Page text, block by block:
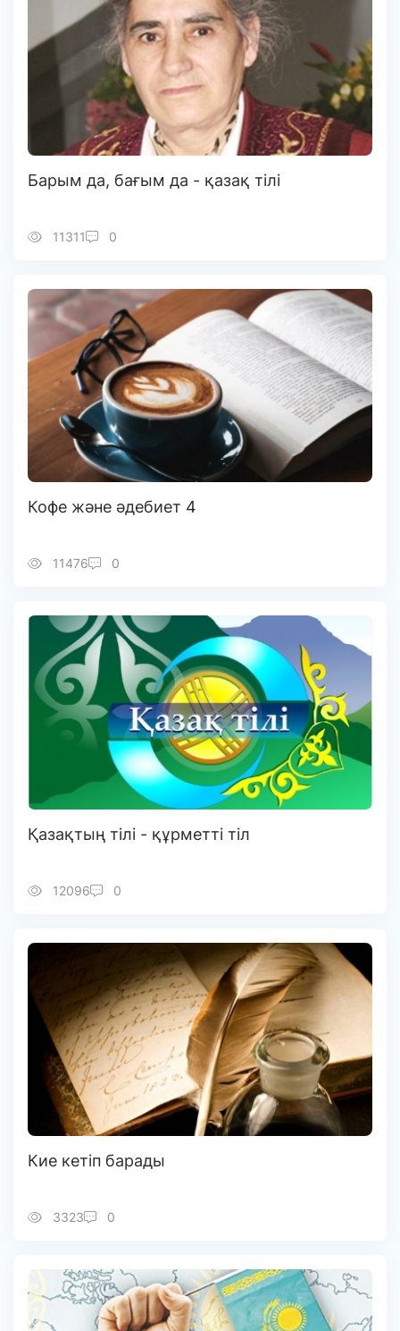
Барым да, бағым да - қазақ тілі
11311 0
Кофе және әдебиет 4
11476 0
Қазақтың тілі - құрметті тіл
12096 0
Кие кетіп барады
3323 0